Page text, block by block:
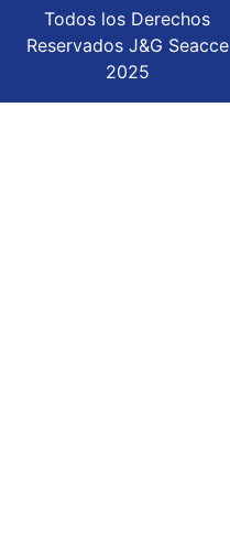
Todos los Derechos
Reservados J&G Seacce
2025